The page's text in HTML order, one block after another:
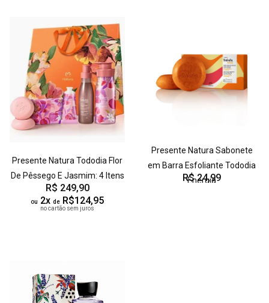
Presente Natura Tododia Flor
De Pêssego E Jasmim: 4 Itens
R$ 249,90
ou 2x de R$124,95
no cartão sem juros
Presente Natura Sabonete
em Barra Esfoliante Tododia
Energia
R$ 24,99